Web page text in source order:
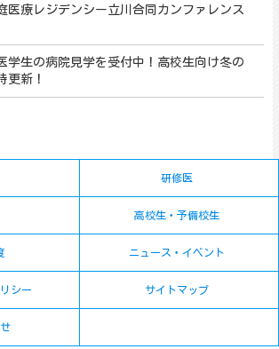
医療レジデンシー立川合同カンファレンス
学生の病院見学を受付中！高校生向け冬の
更新！
研修医
高校生・予備校生
ニュース・イベント
シー サイトマップ